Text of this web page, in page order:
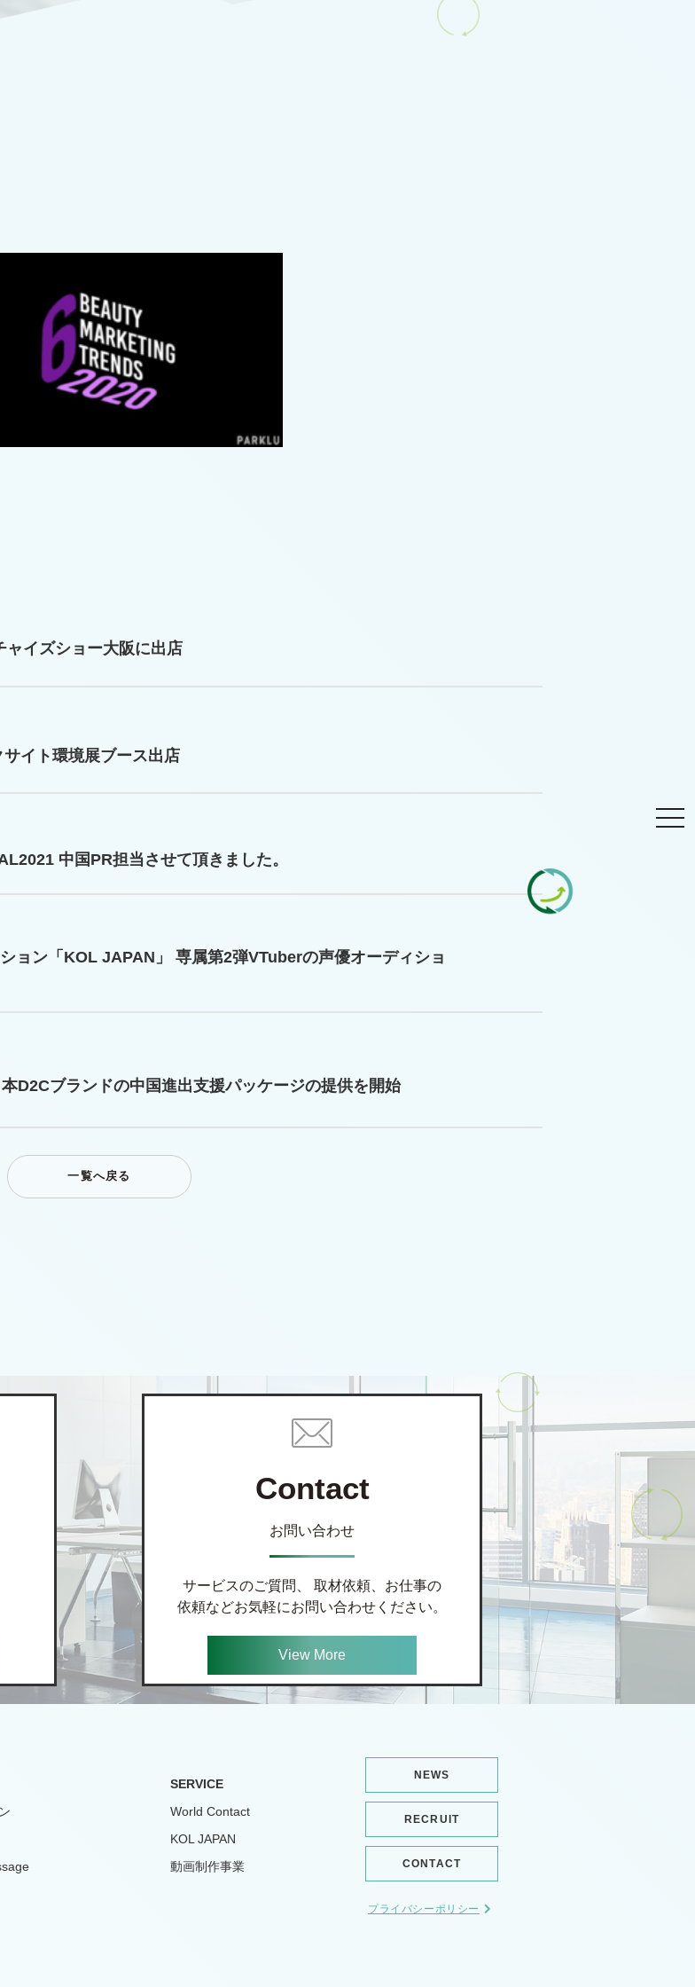
ャイズショー大阪に出店
イト環境展ブース出店
中国PR担当させて頂きました。
ョン「KOL JAPAN」 専属第2弾VTuberの声優オーディショ
D2Cブランドの中国進出支援パッケージの提供を開始
一覧へ戻る
Contact
お問い合わせ
サービスのご質問、 取材依頼、お仕事の
依頼などお気軽にお問い合わせください。
View More
SERVICE
World Contact
KOL JAPAN
動画制作事業
NEWS
RECRUIT
CONTACT
プライバシーポリシー